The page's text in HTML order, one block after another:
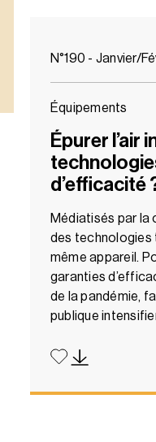
N°190 - Janvier/
Équipements
Épurer l’air
d’efficacité
Médiatisés par la
des technologies
même appareil.
garanties
de la pandémie,
publique